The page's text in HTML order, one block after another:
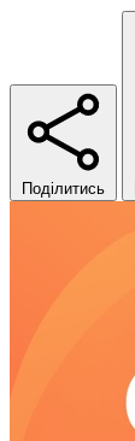
Поділитись